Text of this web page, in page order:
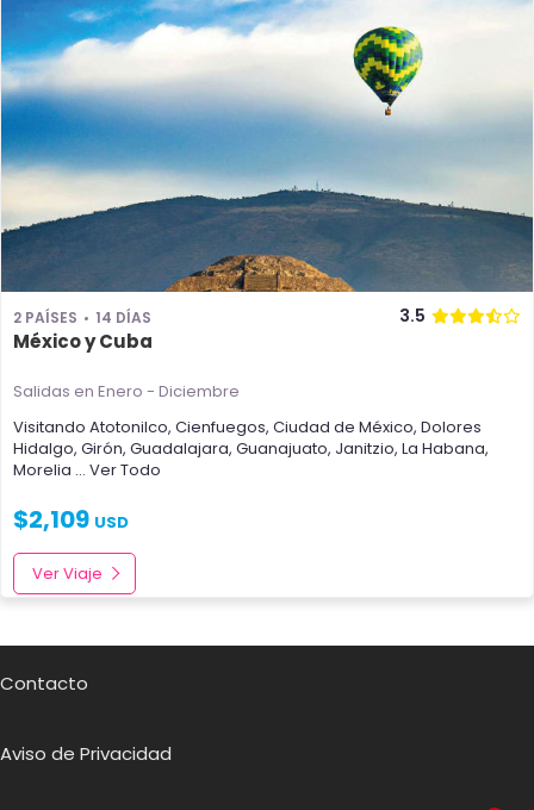
2 PAÍSES 14 DÍAS 3.5
México y Cuba
Salidas en Enero - Diciembre
Visitando Atotonilco, Cienfuegos, Ciudad de México, Dolores
Hidalgo, Girón, Guadalajara, Guanajuato, Janitzio, La Habana,
Morelia ... Ver Todo
$2,109 USD
Ver Viaje
Contacto
Aviso de Privacidad